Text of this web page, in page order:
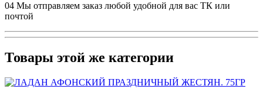
04 Мы отправляем заказ любой удобной для вас ТК или
почтой
Товары этой же категории